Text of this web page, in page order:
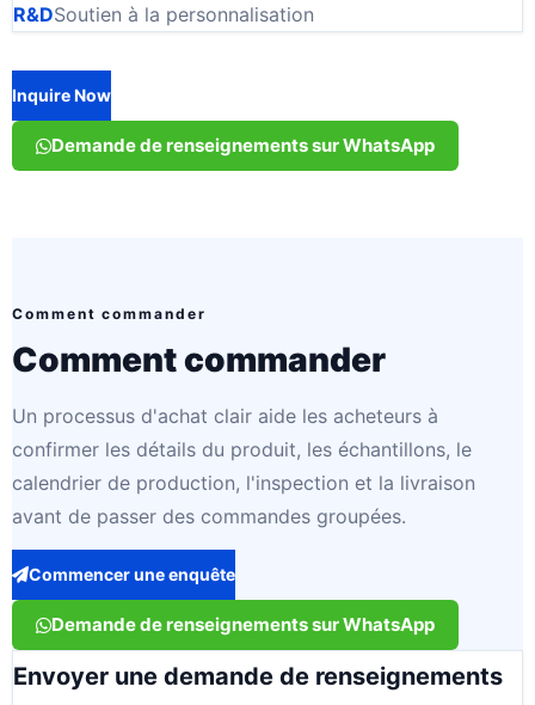
R&DSoutien à la personnalisation
Inquire Now
Demande de renseignements sur WhatsApp
Comment commander
Comment commander
Un processus d'achat clair aide les acheteurs à
confirmer les détails du produit, les échantillons, le
calendrier de production, l'inspection et la livraison
avant de passer des commandes groupées.
Commencer une enquête
Demande de renseignements sur WhatsApp
Envoyer une demande de renseignements